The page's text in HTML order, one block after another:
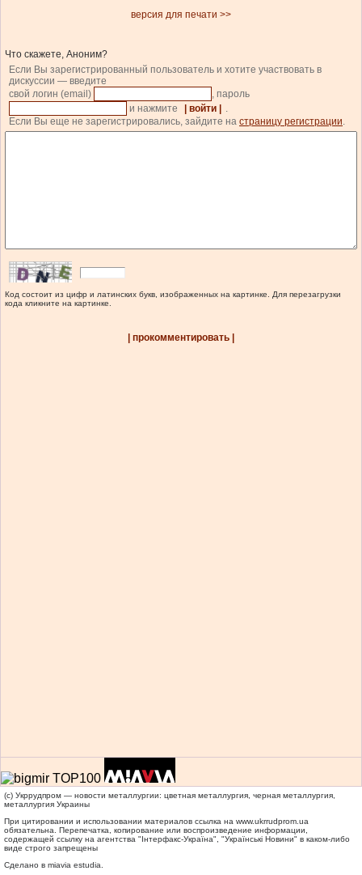
версия для печати >>
Что скажете, Аноним?
Если Вы зарегистрированный пользователь и хотите участвовать в
дискуссии — введите
свой логин (email)
, пароль
и нажмите
| войти |
.
Если Вы еще не зарегистрировались, зайдите на страницу регистрации.
Код состоит из цифр и латинских букв, изображенных на картинке. Для перезагрузки
кода кликните на картинке.
| прокомментировать |
(c) Укррудпром — новости металлургии: цветная металлургия, черная металлургия,
металлургия Украины
При цитировании и использовании материалов ссылка на www.ukrrudprom.ua
обязательна. Перепечатка, копирование или воспроизведение информации,
содержащей ссылку на агентства "Iнтерфакс-Україна", "Українськi Новини" в каком-либо
виде строго запрещены
Сделано в miavia estudia.